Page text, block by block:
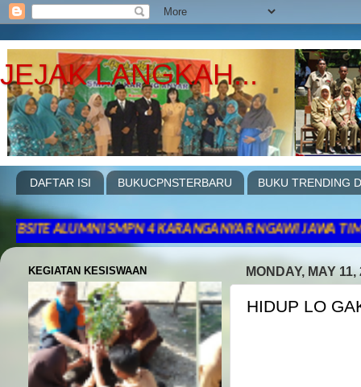
JEJAK LANGKAH...
DAFTAR ISI BUKUCPNSTERBARU BUKU TRENDING
ALUMNI SMPN 4 KARANGANYAR NGAWI
MONDAY, MAY 11,
HIDUP LO
KEGIATAN KESISWAAN